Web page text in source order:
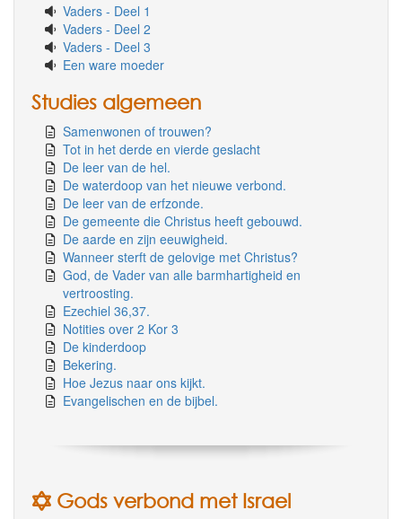
Vaders - Deel 1
Vaders - Deel 2
Vaders - Deel 3
Een ware moeder
Studies algemeen
Samenwonen of trouwen?
Tot in het derde en vierde geslacht
De leer van de hel.
De waterdoop van het nieuwe verbond.
De leer van de erfzonde.
De gemeente die Christus heeft gebouwd.
De aarde en zijn eeuwigheid.
Wanneer sterft de gelovige met Christus?
God, de Vader van alle barmhartigheid en
vertroosting.
Ezechiel 36,37.
Notities over 2 Kor 3
De kinderdoop
Bekering.
Hoe Jezus naar ons kijkt.
Evangelischen en de bijbel.
Gods verbond met Israel